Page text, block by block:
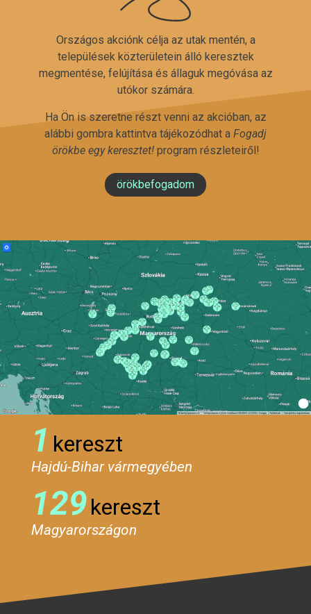
Országos akciónk célja az utak mentén, a
települések közterületein álló keresztek
megmentése, felújítása és állaguk megóvása az
utókor számára.
Ha Ön is szeretne részt venni az akcióban, az
alábbi gombra kattintva tájékozódhat a Fogadj
örökbe egy keresztet!program részleteiről!
örökbefogadom
1 kereszt
Hajdú-Bihar vármegyében
129kereszt
Magyarországon